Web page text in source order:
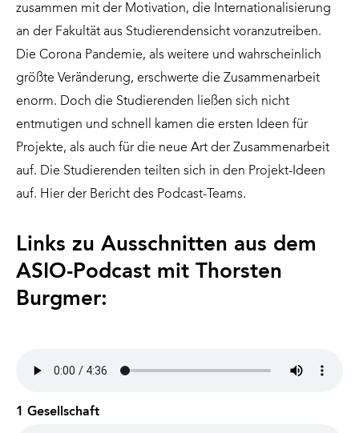
zusammen mit der Motivation, die Internationalisierung
an der Fakultät aus Studierendensicht voranzutreiben.
Die Corona Pandemie, als weitere und wahrscheinlich
größte Veränderung, erschwerte die Zusammenarbeit
enorm. Doch die Studierenden ließen sich nicht
entmutigen und schnell kamen die ersten Ideen für
Projekte, als auch für die neue Art der Zusammenarbeit
auf. Die Studierenden teilten sich in den Projekt-Ideen
auf. Hier der Bericht des Podcast-Teams.
Links zu Ausschnitten aus dem
ASIO-Podcast mit Thorsten
Burgmer:
1 Gesellschaft